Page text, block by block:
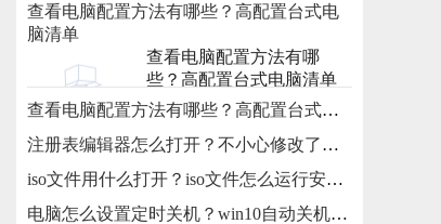
查看电脑配置方法有哪些？高配置台式电
脑清单
查看电脑配置方法有哪
些？高配置台式电脑清单
2023-05-31
查看电脑配置方法有哪些？高配置台式电脑清单
注册表编辑器怎么打开？不小心修改了注册表怎么还原？
iso文件用什么打开？iso文件怎么运行安装？
电脑怎么设置定时关机？win10自动关机怎么设置？